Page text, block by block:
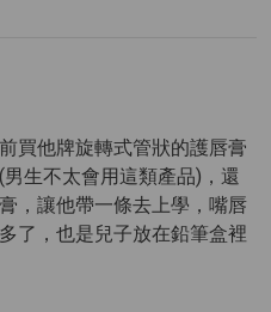
買他牌旋轉式管狀的護唇膏
生不太會用這類產品)，還
，讓他帶一條去上學，嘴唇
了，也是兒子放在鉛筆盒裡